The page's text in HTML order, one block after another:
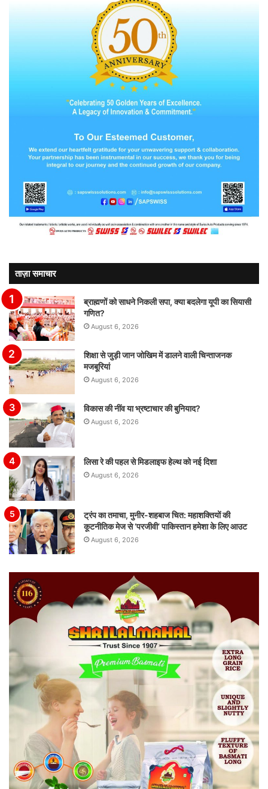
ताज़ा समाचार
ब्राह्मणों को साधने निकली सपा, क्या बदलेगा यूपी का सियासी
गणित?
August 6, 2026
शिक्षा से जुड़ी जान जोखिम में डालने वाली चिन्ताजनक
मजबूरियां
August 6, 2026
विकास की नींव या भ्रष्टाचार की बुनियाद?
August 6, 2026
लिसा रे की पहल से मिडलाइफ हेल्थ को नई दिशा
August 6, 2026
ट्रंप का तमाचा, मुनीर-शहबाज चित: महाशक्तियों की
कूटनीतिक मेज से ‘परजीवी’ पाकिस्तान हमेशा के लिए आउट
August 6, 2026